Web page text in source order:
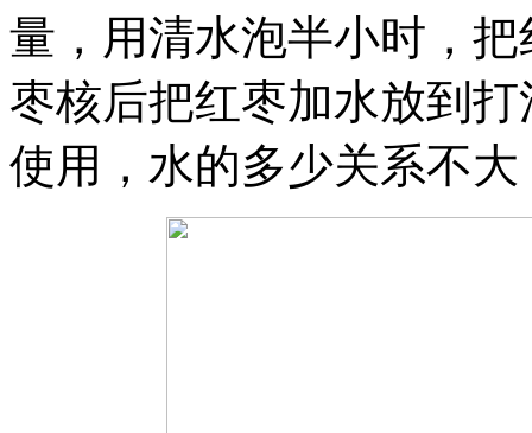
量，用清水泡半小时，
枣核后把红枣加水放到
使用，水的多少关系不